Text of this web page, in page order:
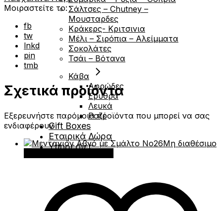
Σάλτσες – Chutney –
Μουσταρδες
Κράκερς- Κριτσινια
Μέλι – Σιρόπια – Αλείμματα
Σοκολάτες
Τσάι – Βότανα
Κάβα
Αφρώδες
Ερυθρά
Λευκά
Ροζέ
Gift Boxes
Εταιρικά Δώρα
Υπηρεσίες
Μοιραστείτε το:
fb
tw
lnkd
pin
tmb
Σχετικά προϊόντα
Εξερευνήστε παρόμοια προϊόντα που μπορεί να σας
ενδιαφέρουν
Μη διαθέσιμο